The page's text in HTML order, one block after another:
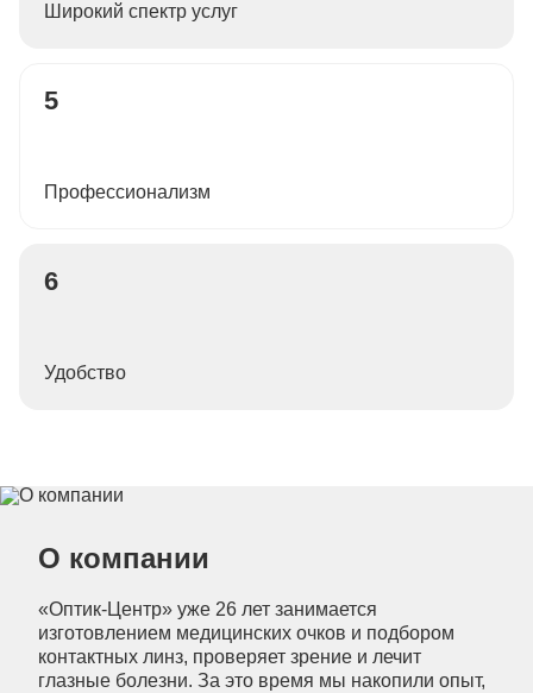
Широкий спектр услуг
5
Профессионализм
6
Удобство
О компании
«Оптик-Центр» уже 26 лет занимается
изготовлением медицинских очков и подбором
контактных линз, проверяет зрение и лечит
глазные болезни. За это время мы накопили опыт,